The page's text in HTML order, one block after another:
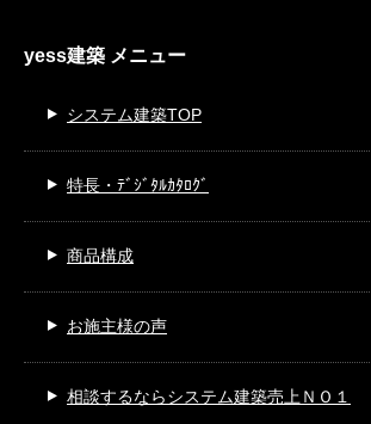
yess建築 メニュー
システム建築TOP
特長・ﾃﾞｼﾞﾀﾙｶﾀﾛｸﾞ
商品構成
お施主様の声
相談するならシステム建築売上ＮＯ１